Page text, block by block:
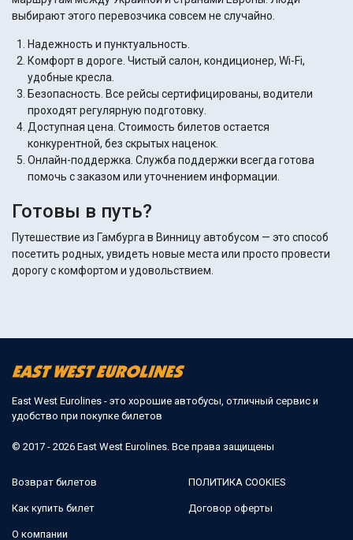
выбирают этого перевозчика совсем не случайно.
Надежность и пунктуальность.
Комфорт в дороге. Чистый салон, кондиционер, Wi-Fi,
удобные кресла.
Безопасность. Все рейсы сертифицированы, водители
проходят регулярную подготовку.
Доступная цена. Стоимость билетов остается
конкурентной, без скрытых наценок.
Онлайн-поддержка. Служба поддержки всегда готова
помочь с заказом или уточнением информации.
Готовы в путь?
Путешествие из Гамбурга в Винницу автобусом — это способ
посетить родных, увидеть новые места или просто провести
дорогу с комфортом и удовольствием.
East West Eurolines - это хорошие автобусы, отличный сервис и
удобство при покупке билетов
© 2017 - 2026 East West Eurolines. Все права защищены
Возврат билетов
Как купить билет
О компании
ПОЛИТИКА COOKIES
Договор оферты